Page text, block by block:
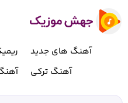
آهنگ های جدید
آهنگ ترکی